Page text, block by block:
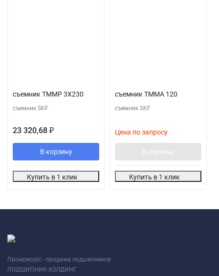
съемник TMMP 3X230
съемник SKF
23 320,68 ₽
В корзину
Купить в 1 клик
съемник TMMA 120
съемник SKF
Цена по запросу
В корзину
Купить в 1 клик
Промресурс - продажа подшипников
ПОДШИПНИК-ХОЛДИНГ